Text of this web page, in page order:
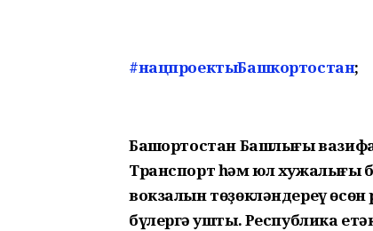
#нацпроектыБашкортостан;
Башҡортостан Башлығы
Транспорт һәм юл хужалығы
вокзалын төҙөкләндереү
бүлергә ҡушты. Республика